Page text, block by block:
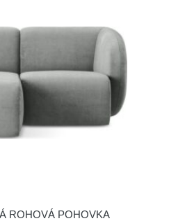
ROHOVÁ POHOVKA